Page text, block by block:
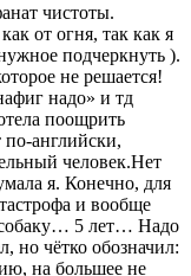
чистоты.
от огня, так как я
подчеркнуть ).
не решается!
надо» и тд
поощрить
по-английски,
человек.Нет
я. Конечно, для
и вообще
5 лет… Надо
но чётко обозначил:
на большее не